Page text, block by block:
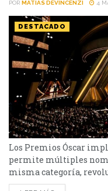
POR MATIAS DEVINCENZI 4
DESTACADO
Los Premios Óscar
permite múltiples
misma categoría,
estrategia de los